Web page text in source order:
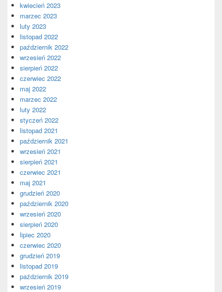
kwiecień 2023
marzec 2023
luty 2023
listopad 2022
październik 2022
wrzesień 2022
sierpień 2022
czerwiec 2022
maj 2022
marzec 2022
luty 2022
styczeń 2022
listopad 2021
październik 2021
wrzesień 2021
sierpień 2021
czerwiec 2021
maj 2021
grudzień 2020
październik 2020
wrzesień 2020
sierpień 2020
lipiec 2020
czerwiec 2020
grudzień 2019
listopad 2019
październik 2019
wrzesień 2019